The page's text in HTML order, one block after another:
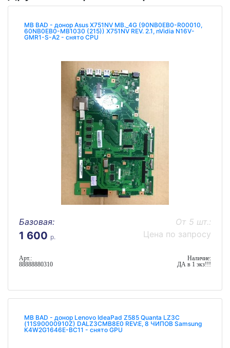
MB BAD - донор Asus X751NV MB._4G (90NB0EB0-R00010,
60NB0EB0-MB1030 (215)) X751NV REV. 2.1, nVidia N16V-
GMR1-S-A2 - снято CPU
Базовая:
1 600 р.
От 5 шт.:
Цена по запросу
Арт.:
88888880310
Наличие:
ДА в 1 экз!!!
MB BAD - донор Lenovo IdeaPad Z585 Quanta LZ3C
(11S90000910Z) DALZ3CMB8E0 REV:E, 8 ЧИПОВ Samsung
K4W2G1646E-BC11 - снято GPU